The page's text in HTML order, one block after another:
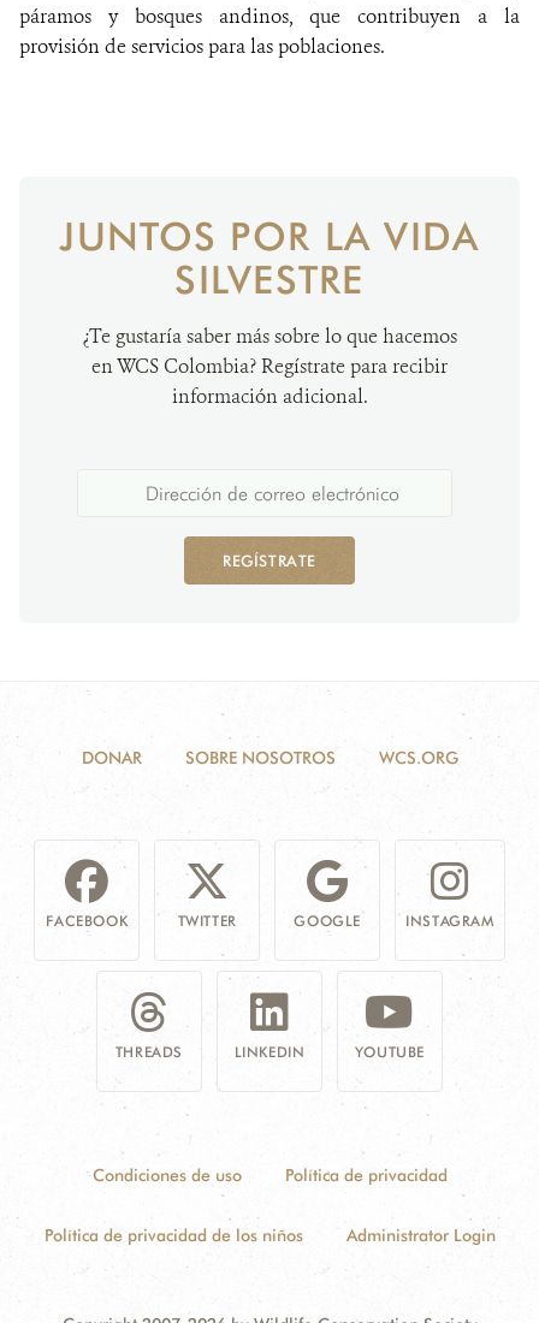
páramos y bosques andinos, que contribuyen a la
provisión de servicios para las poblaciones.
JUNTOS POR LA VIDA
SILVESTRE
¿Te gustaría saber más sobre lo que hacemos
en WCS Colombia? Regístrate para recibir
información adicional.
REGÍSTRATE
DONAR SOBRE NOSOTROS WCS.ORG
FACEBOOK TWITTER GOOGLE INSTAGRAM
THREADS LINKEDIN YOUTUBE
Condiciones de uso Política de privacidad
Política de privacidad de los niños Administrator Login